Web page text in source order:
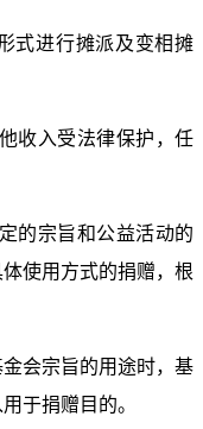
式进行摊派及变相摊
收入受法律保护， 任
的宗旨和公益活动的
使用方式的捐赠， 根
会宗旨的用途时， 基
于捐赠目的。